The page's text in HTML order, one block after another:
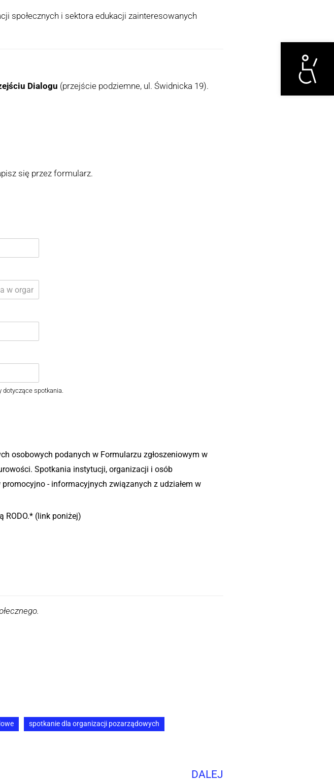
Otwórz
społecznych i sektora edukacji zainteresowanych
Dialogu (przejście podziemne, ul. Świdnicka 19).
się przez formularz.
dotyczące spotkania.
osobowych podanych w Formularzu zgłoszeniowym w
Spotkania instytucji, organizacji i osób
- informacyjnych związanych z udziałem w
RODO.* (link poniżej)
spotkanie dla organizacji pozarządowych
DALEJ